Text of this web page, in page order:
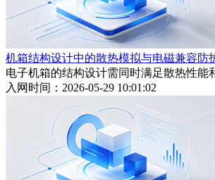
机箱结构设计中的散热模拟与电磁兼容防
电子机箱的结构设计需同时满足散热性能
入网时间：2026-05-29 10:01:02